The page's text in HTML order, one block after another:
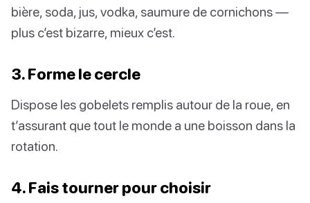
bière, soda, jus, vodka, saumure de cornichons —
plus c’est bizarre, mieux c’est.
3. Forme le cercle
Dispose les gobelets remplis autour de la roue, en
t’assurant que tout le monde a une boisson dans la
rotation.
4. Fais tourner pour choisir